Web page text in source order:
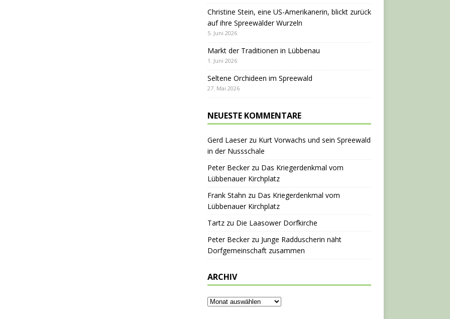
Christine Stein, eine US-Amerikanerin, blickt zurück
auf ihre Spreewälder Wurzeln
5. Juni 2026
Markt der Traditionen in Lübbenau
1. Juni 2026
Seltene Orchideen im Spreewald
27. Mai 2026
NEUESTE KOMMENTARE
Gerd Laeserzu Kurt Vorwachs und sein Spreewald
in der Nussschale
Peter Beckerzu Das Kriegerdenkmal vom
Lübbenauer Kirchplatz
Frank Stahn zu Das Kriegerdenkmal vom
Lübbenauer Kirchplatz
Tartzzu Die Laasower Dorfkirche
Peter Beckerzu Junge Radduscherin näht
Dorfgemeinschaft zusammen
ARCHIV